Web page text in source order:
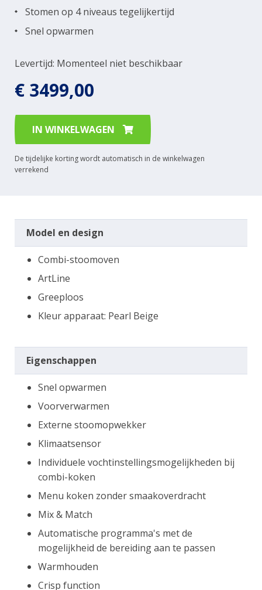
Levertijd: Momenteel niet beschikbaar
Stomen op 4 niveaus tegelijkertijd
Snel opwarmen
€ 3499,00
IN WINKELWAGEN
De tijdelijke korting wordt automatisch in de winkelwagen
verrekend
Model en design
Combi-stoomoven
ArtLine
Greeploos
Kleur apparaat: Pearl Beige
Eigenschappen
Snel opwarmen
Voorverwarmen
Externe stoomopwekker
Klimaatsensor
Individuele vochtinstellingsmogelijkheden bij
combi-koken
Menu koken zonder smaakoverdracht
Mix & Match
Automatische programma's met de
mogelijkheid de bereiding aan te passen
Warmhouden
Crisp function